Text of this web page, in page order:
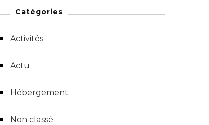
Catégories
Activités
Actu
Hébergement
Non classé